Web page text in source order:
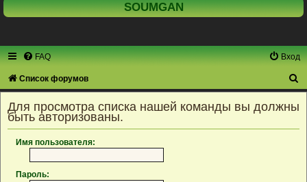
SOUMGAN
FAQ Вход
Список форумов
Для просмотра списка нашей команды вы должны
быть авторизованы.
Имя пользователя:
Пароль: